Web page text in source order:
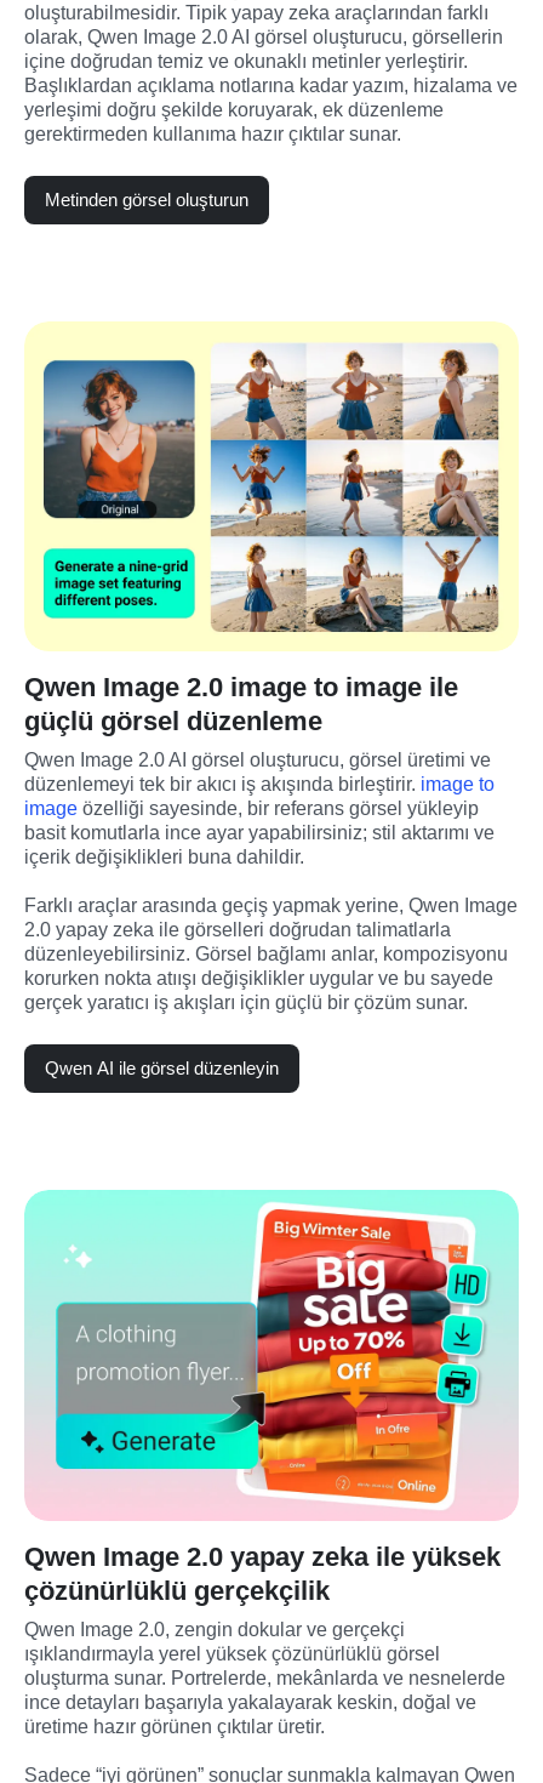
oluşturabilmesidir. Tipik yapay zeka araçlarından farklı
olarak, Qwen Image 2.0 AI görsel oluşturucu, görsellerin
içine doğrudan temiz ve okunaklı metinler yerleştirir.
Başlıklardan açıklama notlarına kadar yazım, hizalama ve
yerleşimi doğru şekilde koruyarak, ek düzenleme
gerektirmeden kullanıma hazır çıktılar sunar.
Metinden görsel oluşturun
Qwen Image 2.0 image to image ile
güçlü görsel düzenleme
Qwen Image 2.0 AI görsel oluşturucu, görsel üretimi ve
düzenlemeyi tek bir akıcı iş akışında birleştirir. image to
image özelliği sayesinde, bir referans görsel yükleyip
basit komutlarla ince ayar yapabilirsiniz; stil aktarımı ve
içerik değişiklikleri buna dahildir.
Farklı araçlar arasında geçiş yapmak yerine, Qwen Image
2.0 yapay zeka ile görselleri doğrudan talimatlarla
düzenleyebilirsiniz. Görsel bağlamı anlar, kompozisyonu
korurken nokta atıışı değişiklikler uygular ve bu sayede
gerçek yaratıcı iş akışları için güçlü bir çözüm sunar.
Qwen AI ile görsel düzenleyin
Qwen Image 2.0 yapay zeka ile yüksek
çözünürlüklü gerçekçilik
Qwen Image 2.0, zengin dokular ve gerçekçi
ışıklandırmayla yerel yüksek çözünürlüklü görsel
oluşturma sunar. Portrelerde, mekânlarda ve nesnelerde
ince detayları başarıyla yakalayarak keskin, doğal ve
üretime hazır görünen çıktılar üretir.
Sadece “iyi görünen” sonuçlar sunmakla kalmayan Qwen